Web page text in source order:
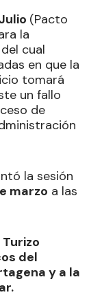
(Pacto
la
cual
en que la
tomará
un fallo
de
la sesión
marzo a las
del
y a la